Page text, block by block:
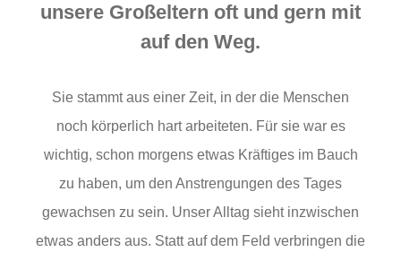
unsere Großeltern oft und gern mit
auf den Weg.
Sie stammt aus einer Zeit, in der die Menschen
noch körperlich hart arbeiteten. Für sie war es
wichtig, schon morgens etwas Kräftiges im Bauch
zu haben, um den Anstrengungen des Tages
gewachsen zu sein. Unser Alltag sieht inzwischen
etwas anders aus. Statt auf dem Feld verbringen die